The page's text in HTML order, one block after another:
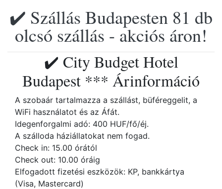
✔️ Szállás Budapesten 81 db
olcsó szállás - akciós áron!
✔️ City Budget Hotel
Budapest *** Árinformáció
A szobaár tartalmazza a szállást, büféreggelit, a
WiFi használatot és az Áfát.
Idegenforgalmi adó: 400 HUF/fő/éj.
A szálloda háziállatokat nem fogad.
Check in: 15.00 órától
Check out: 10.00 óráig
Elfogadott fizetési eszközök: KP, bankkártya
(Visa, Mastercard)